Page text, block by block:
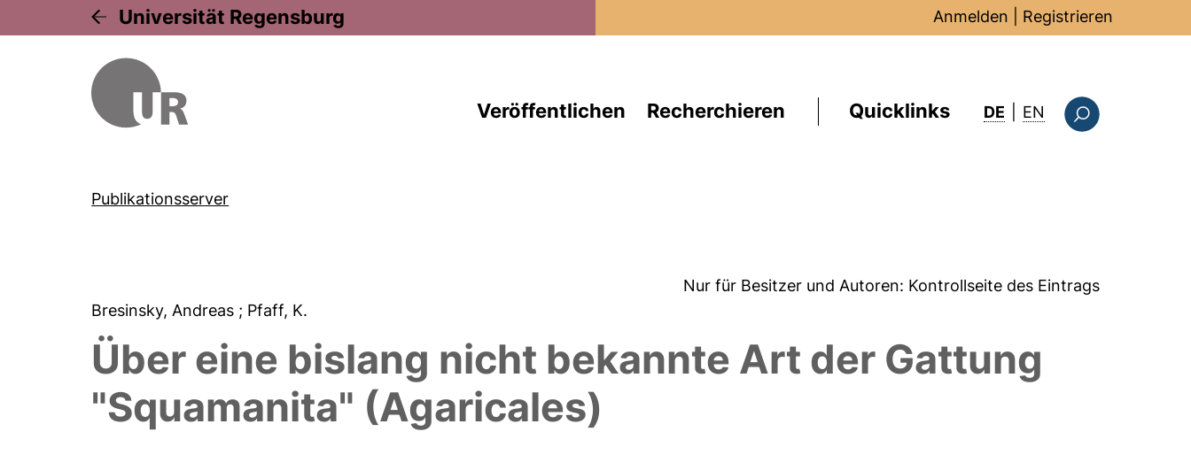
Universität Regensburg Anmelden Registrieren
Veröffentlichen Recherchieren Quicklinks DE EN : this page in
Publikationsserver
Nur für Besitzer und Autoren: Kontrollseite des Eintrags
Bresinsky, Andreas ; Pfaff, K.
Über eine bislang nicht bekannte Art der Gattung
"Squamanita" (Agaricales)